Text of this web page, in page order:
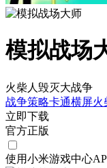
模拟战场
火柴人毁灭大战争
战争策略卡通横屏火
立即下载
官方正版
使用小米游戏中心